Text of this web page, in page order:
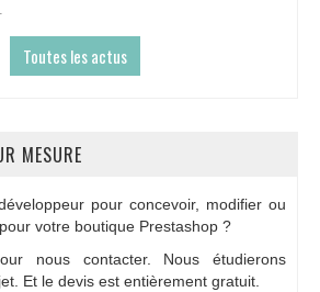
Toutes les actus
MESURE
pour concevoir, modifier ou
votre boutique Prestashop ?
nous contacter. Nous étudierons
Et le devis est entièrement gratuit.